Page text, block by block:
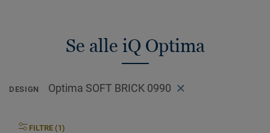
Se alle iQ Optima
DESIGN Optima SOFT BRICK 0990
FILTRE (1)